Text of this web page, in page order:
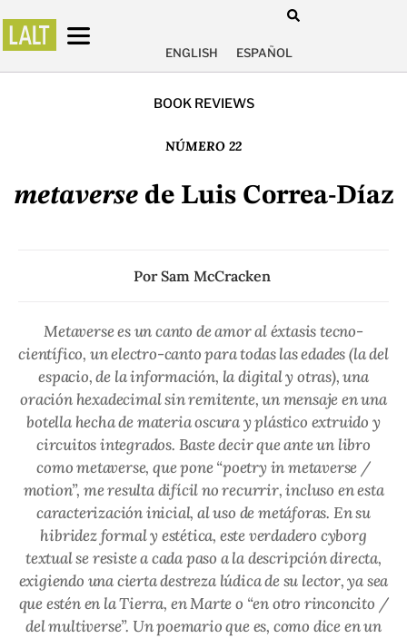
ENGLISH ESPAÑOL
BOOK REVIEWS
NÚMERO 22
metaversede Luis Correa-Díaz
PorSam McCracken
Metaverse es un canto de amor al éxtasis tecno-
científico, un electro-canto para todas las edades (la del
espacio, de la información, la digital y otras), una
oración hexadecimal sin remitente, un mensaje en una
botella hecha de materia oscura y plástico extruido y
circuitos integrados. Baste decir que ante un libro
como metaverse, que pone “poetry in metaverse /
motion”, me resulta difícil no recurrir, incluso en esta
caracterización inicial, al uso de metáforas. En su
hibridez formal y estética, este verdadero cyborg
textual se resiste a cada paso a la descripción directa,
exigiendo una cierta destreza lúdica de su lector, ya sea
que estén en la Tierra, en Marte o “en otro rinconcito /
del multiverse”. Un poemario que es, como dice en un